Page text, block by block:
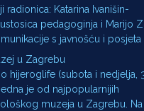
radionica: Katarina Ivanišin-
pedagoginja i Marijo
s javnošću i posjeta
u Zagrebu
hijeroglife (subota i nedjelja,
je od najpopularnijih
muzeja u Zagrebu. Na